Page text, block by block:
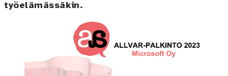
työelämässäkin.